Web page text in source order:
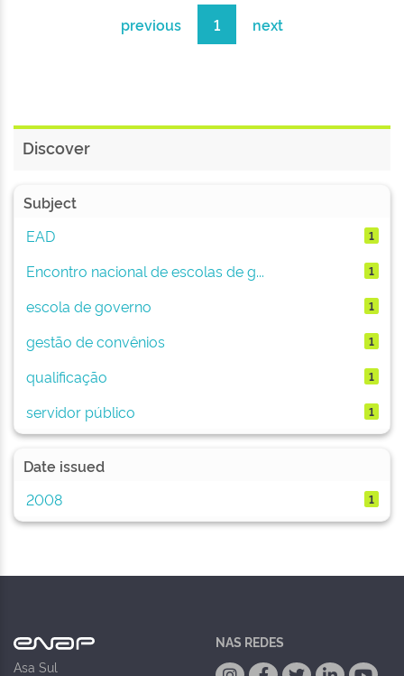
previous 1 next
Discover
Subject
EAD
1
Encontro nacional de escolas de g... 1
escola de governo 1
gestão de convênios 1
qualificação 1
servidor público 1
Date issued
2008
1
Asa Sul
NAS REDES